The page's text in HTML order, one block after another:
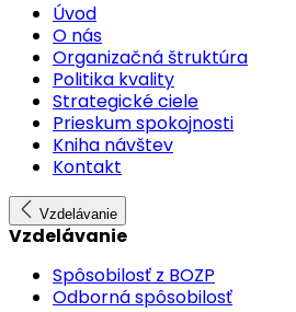
Úvod
O nás
Organizačná štruktúra
Politika kvality
Strategické ciele
Prieskum spokojnosti
Kniha návštev
Kontakt
Vzdelávanie
Vzdelávanie
Spôsobilosť z BOZP
Odborná spôsobilosť